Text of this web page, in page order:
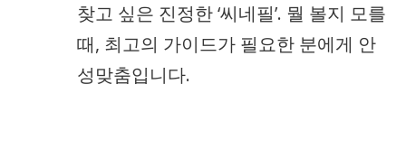
찾고 싶은 진정한 ‘씨네필’. 뭘 볼지 모를
때, 최고의 가이드가 필요한 분에게 안
성맞춤입니다.